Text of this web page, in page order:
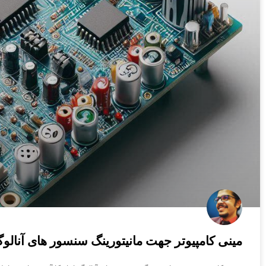
مینی کامپیوتر جهت مانیتورینگ سنسور های